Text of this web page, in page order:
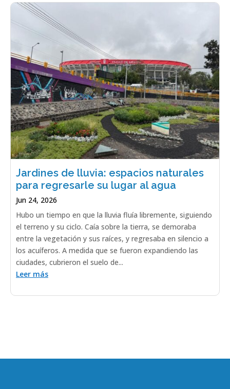
Jardines de lluvia: espacios naturales
para regresarle su lugar al agua
Jun 24, 2026
Hubo un tiempo en que la lluvia fluía libremente, siguiendo
el terreno y su ciclo. Caía sobre la tierra, se demoraba
entre la vegetación y sus raíces, y regresaba en silencio a
los acuíferos. A medida que se fueron expandiendo las
ciudades, cubrieron el suelo de...
Leer más